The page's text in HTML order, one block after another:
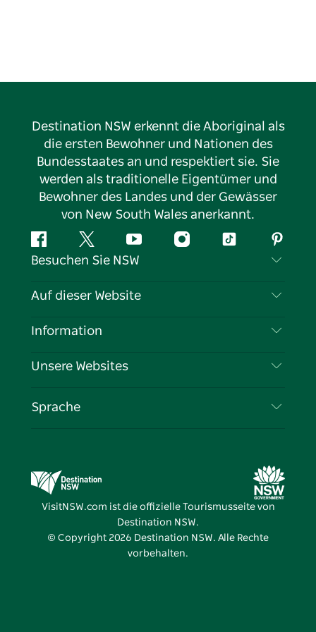
Destination NSW erkennt die Aboriginal als
die ersten Bewohner und Nationen des
Bundesstaates an und respektiert sie. Sie
werden als traditionelle Eigentümer und
Bewohner des Landes und der Gewässer
von New South Wales anerkannt.
FacebookTwitter YouTubeInstagramTikTok
Besuchen Sie NSW
Kontaktieren Sie uns
Cookie-Hinweis
Auf dieser Website
Reiseziele
Veranstaltungen
Information
Reiseinformationen
Unternehmen in NSW
Unsere Websites
Destination NSW Medienzentrum
Vivid Sydney
Sprache
VisitNSW.com ist die offizielle Tourismusseite von
Destination NSW.
© Copyright 2026 Destination NSW. Alle Rechte
vorbehalten.